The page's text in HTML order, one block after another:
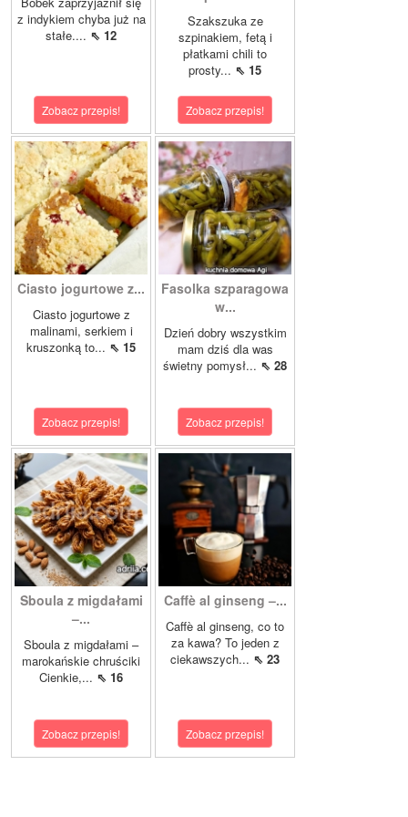
z indykiem chyba już na
stałe.... ⇖ 12
Zobacz przepis!
Szakszuka ze
szpinakiem, fetą i
płatkami chili to
prosty... ⇖ 15
Zobacz przepis!
Ciasto jogurtowe z...
Ciasto jogurtowe z
malinami, serkiem i
kruszonką to... ⇖ 15
Zobacz przepis!
Fasolka szparagowa
w...
Dzień dobry wszystkim
mam dziś dla was
świetny pomysł... ⇖ 28
Zobacz przepis!
Sboula z migdałami
–...
Sboula z migdałami –
marokańskie chruściki
Cienkie,... ⇖ 16
Zobacz przepis!
Caffè al ginseng –...
Caffè al ginseng, co to
za kawa? To jeden z
ciekawszych... ⇖ 23
Zobacz przepis!